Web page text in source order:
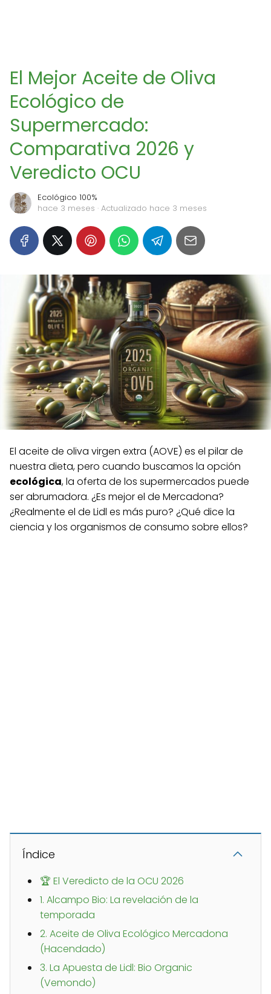
El Mejor Aceite de Oliva
Ecológico de
Supermercado:
Comparativa 2026 y
Veredicto OCU
Ecológico 100%
hace 3 meses · Actualizado hace 3 meses
El aceite de oliva virgen extra (AOVE) es el pilar de
nuestra dieta, pero cuando buscamos la opción
ecológica, la oferta de los supermercados puede
ser abrumadora. ¿Es mejor el de Mercadona?
¿Realmente el de Lidl es más puro? ¿Qué dice la
ciencia y los organismos de consumo sobre ellos?
Índice
🏆 El Veredicto de la OCU 2026
1. Alcampo Bio: La revelación de la
temporada
2. Aceite de Oliva Ecológico Mercadona
(Hacendado)
3. La Apuesta de Lidl: Bio Organic
(Vemondo)